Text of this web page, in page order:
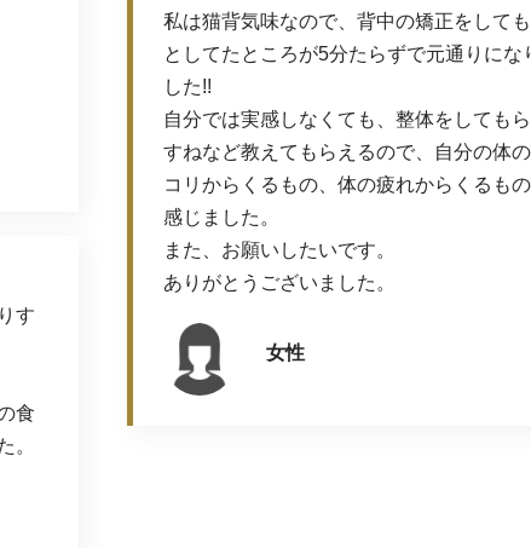
す
食
。
私は猫背気味なので、背中の矯正をして
としてたところが5分たらずで元通りにな
した!!
自分では実感しなくても、整体をしても
すねなど教えてもらえるので、自分の体
コリからくるもの、体の疲れからくるも
感じました。
また、お願いしたいです。
ありがとうございました。
女性